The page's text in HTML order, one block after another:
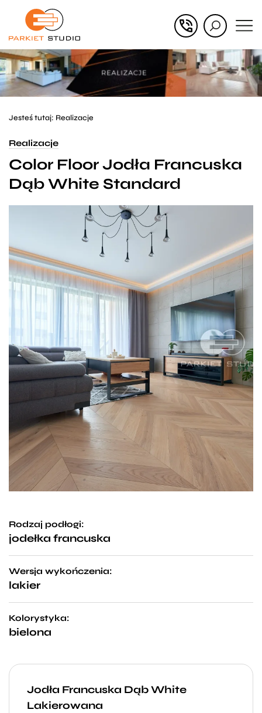
Przejdź
głównego
Przejdź
menu
w
stopce
Jesteś tutaj: Realizacje
Realizacje
Color Floor Jodła Francuska
Dąb White Standard
Rodzaj podłogi:
jodełka francuska
Wersja wykończenia:
lakier
Kolorystyka:
bielona
Jodła Francuska Dąb White
Lakierowana